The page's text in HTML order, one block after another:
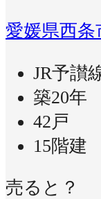
愛媛県西条
JR予讃
築20年
42戸
15階建
売ると？